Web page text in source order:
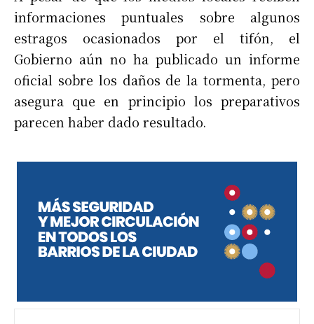
informaciones puntuales sobre algunos
estragos ocasionados por el tifón, el
Gobierno aún no ha publicado un informe
oficial sobre los daños de la tormenta, pero
asegura que en principio los preparativos
parecen haber dado resultado.